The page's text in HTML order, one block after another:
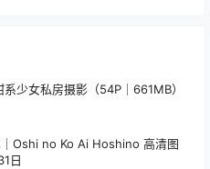
少女私房摄影（54P｜661MB）
Oshi no Ko Ai Hoshino 高清图
日